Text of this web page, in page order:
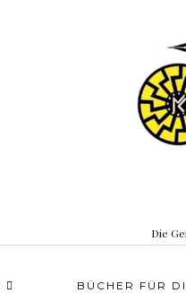
Die
BÜCHER FÜR